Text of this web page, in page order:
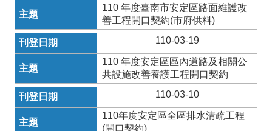
110 年度臺南市安定區路面維護改
善工程開口契約(市府供料)
110-03-19
110 年度安定區區內道路及相關公
共設施改善養護工程開口契約
110-03-10
110年度安定區全區排水清疏工程
(開口契約)